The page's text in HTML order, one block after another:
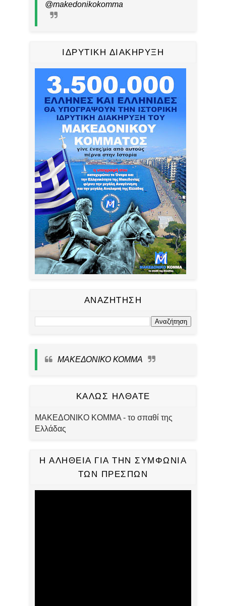
@makedonikokomma
ΙΔΡΥΤΙΚΗ ΔΙΑΚΗΡΥΞΗ
ΑΝΑΖΗΤΗΣΗ
ΜΑΚΕΔΟΝΙΚΟ ΚΟΜΜΑ
ΚΑΛΩΣ ΗΛΘΑΤΕ
ΜΑΚΕΔΟΝΙΚΟ ΚΟΜΜΑ - το σπαθί της
Ελλάδας
Η ΑΛΗΘΕΙΑ ΓΙΑ ΤΗΝ ΣΥΜΦΩΝΙΑ
ΤΩΝ ΠΡΕΣΠΩΝ